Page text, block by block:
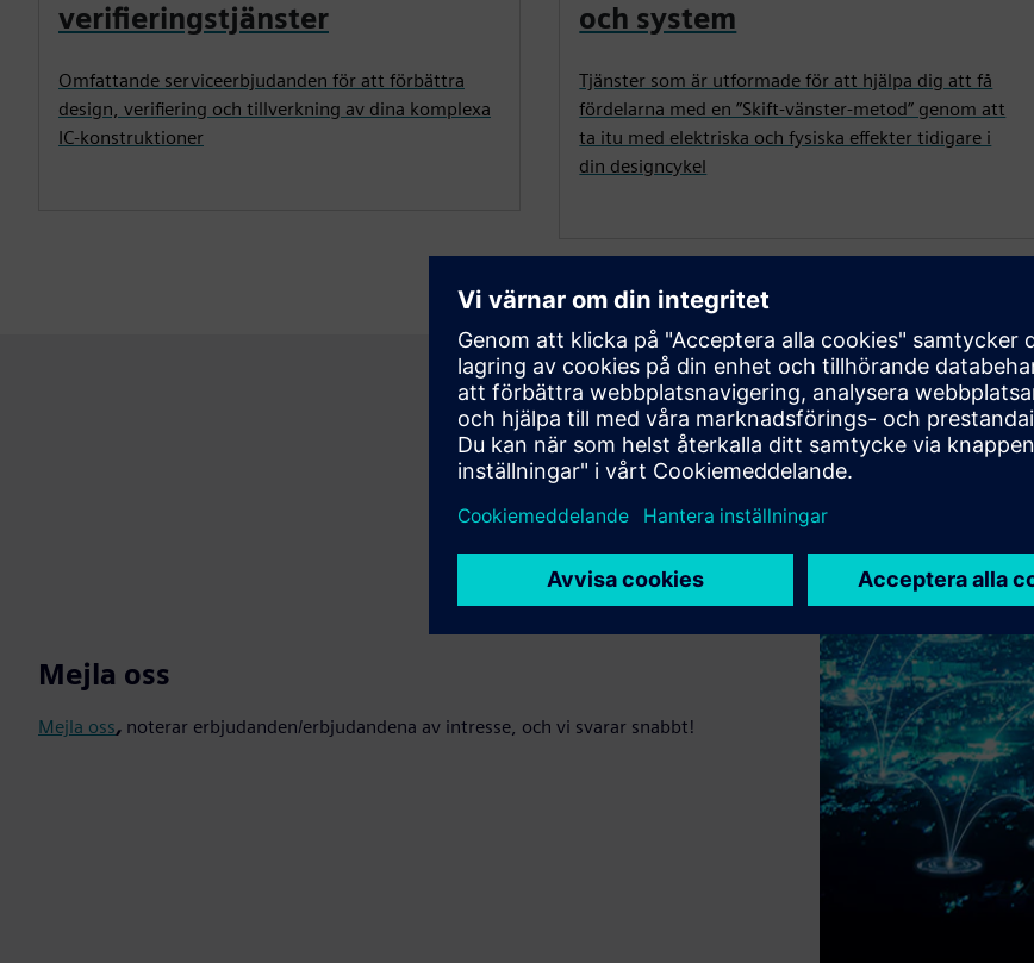
verifieringstjänster
Omfattande serviceerbjudanden för att förbättra
design, verifiering och tillverkning av dina komplexa
IC-konstruktioner
och system
Tjänster som är utformade för att hjälpa dig att få
fördelarna med en ”Skift-vänster-metod” genom att
ta itu med elektriska och fysiska effekter tidigare i
din designcykel
Mejla oss
Mejla oss, noterar erbjudanden/erbjudandena av intresse, och vi svarar snabbt!